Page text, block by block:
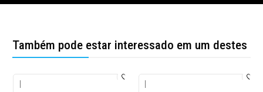
Também pode estar interessado em um destes